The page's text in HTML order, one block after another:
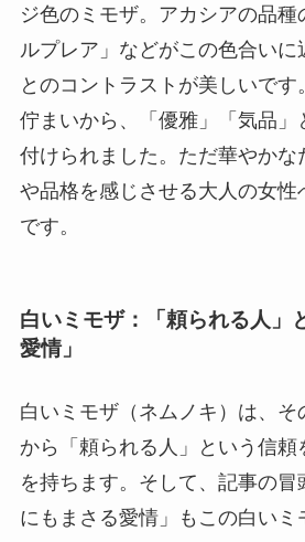
ジ色のミモザ。アカシアの品
ルプレア」などがこの色合い
とのコントラストが美しいです
佇まいから、「優雅」「気品」
付けられました。ただ華やかな
や品格を感じさせる大人の女性
です。
白いミモザ：「頼られる人」
愛情」
白いミモザ（ネムノキ）は、そ
から「頼られる人」という信頼
を持ちます。そして、記事の
にもまさる愛情」もこの白いミ